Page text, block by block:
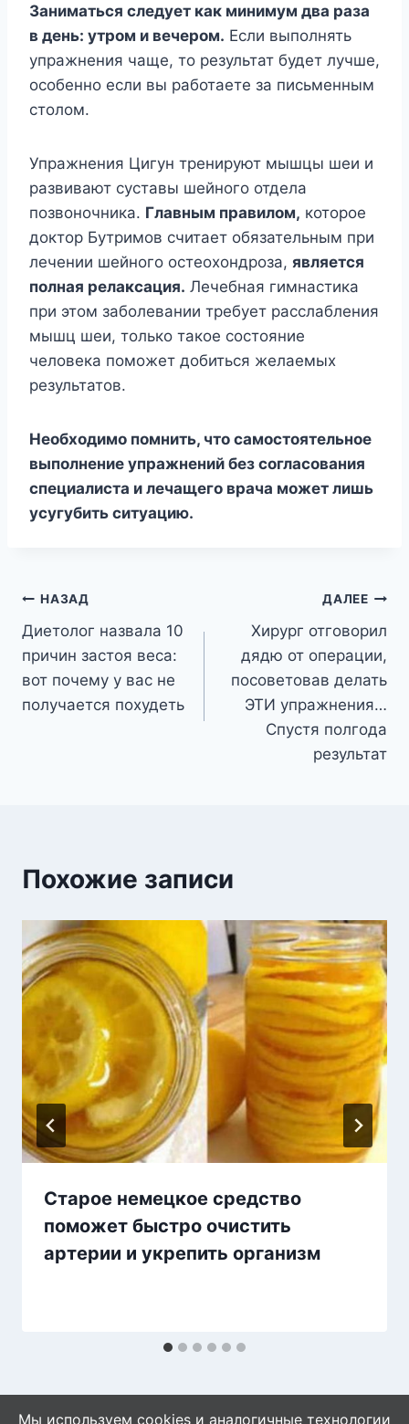
Заниматься следует как минимум два раза
в день: утром и вечером. Если выполнять
упражнения чаще, то результат будет лучше,
особенно если вы работаете за письменным
столом.
Упражнения Цигун тренируют мышцы шеи и
развивают суставы шейного отдела
позвоночника. Главным правилом, которое
доктор Бутримов считает обязательным при
лечении шейного остеохондроза, является
полная релаксация. Лечебная гимнастика
при этом заболевании требует расслабления
мышц шеи, только такое состояние
человека поможет добиться желаемых
результатов.
Необходимо помнить, что самостоятельное
выполнение упражнений без согласования
специалиста и лечащего врача может лишь
усугубить ситуацию.
Навигация
по
записям
НАЗАД
Диетолог назвала 10
причин застоя веса:
вот почему у вас не
получается похудеть
ДАЛЕЕ
Хирург отговорил
дядю от операции,
посоветовав делать
ЭТИ упражнения…
Спустя полгода
результат
Похожие записи
Старое немецкое средство
поможет быстро очистить
артерии и укрепить организм
Мы используем cookies и аналогичные технологии